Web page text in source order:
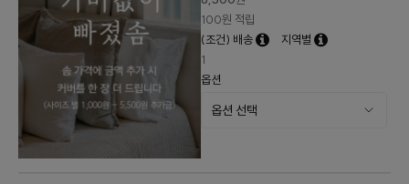
100원 적립
(조건) 배송
지역별
1
옵션